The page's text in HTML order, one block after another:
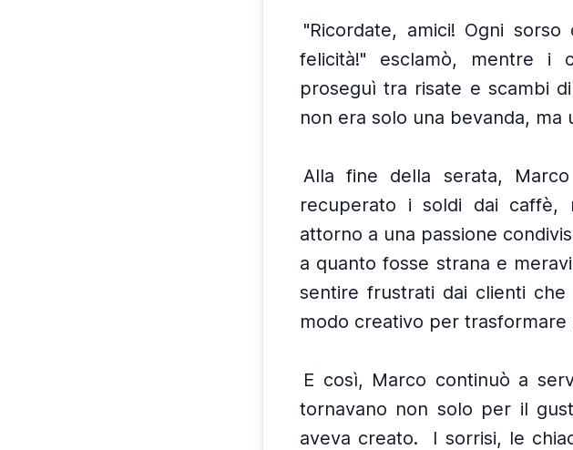
"Ricordate, amici! Ogni
felicità!" esclamò, mentre i
proseguì tra risate e scambi
non era solo una bevanda,
Alla fine della serata,
recuperato i soldi dai caffè,
attorno a una passione
a quanto fosse strana e
sentire frustrati dai clienti
modo creativo per
E così, Marco continuò a
tornavano non solo per il
aveva creato.
I sorrisi, le